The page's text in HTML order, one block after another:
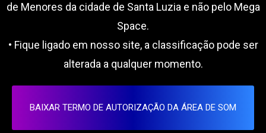
de Menores da cidade de Santa Luzia e não pelo Mega
Space.
• Fique ligado em nosso site, a classificação pode ser
alterada a qualquer momento.
BAIXAR TERMO DE AUTORIZAÇÃO DA ÁREA DE SOM